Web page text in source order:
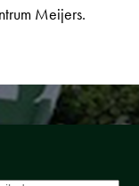
Meijers.